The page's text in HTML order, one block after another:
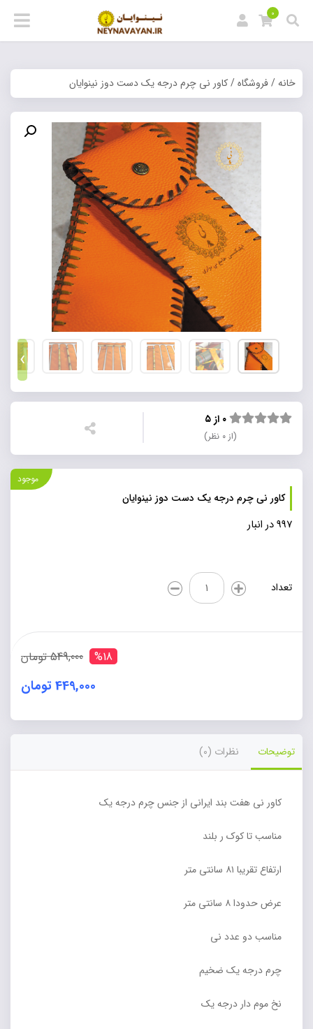
0
خانه/فروشگاه/ کاور نی چرم درجه یک دست دوز نینوایان
›
(از ۰ نظر)
کاور نی چرم درجه یک دست دوز نینوایان
موجود
997 در انبار
تعداد
کاور
نی
چرم
یک
%18 549,000 تومان
449,000 تومان
توضیحات نظرات (0)
کاور نی هفت بند ایرانی از جنس چرم درجه یک
مناسب تا کوک ر بلند
ارتفاع تقریبا ۸۱ سانتی متر
عرض حدودا ۸ سانتی متر
مناسب دو عدد نی
چرم درجه یک ضخیم
نخ موم دار درجه یک